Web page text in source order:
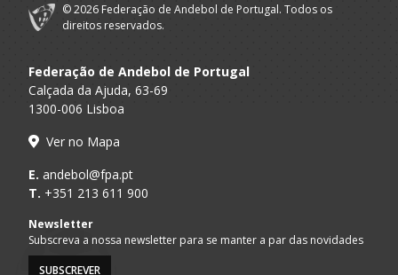
© 2026 Federação de Andebol de Portugal. Todos os
direitos reservados.
Federação de Andebol de Portugal
Calçada da Ajuda, 63-69
1300-006 Lisboa
Ver no Mapa
E. andebol@fpa.pt
T. +351 213 611 900
Newsletter
Subscreva a nossa newsletter para se manter a par das novidades
SUBSCREVER